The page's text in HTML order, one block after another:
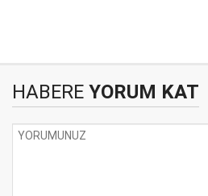
HABERE YORUM KAT